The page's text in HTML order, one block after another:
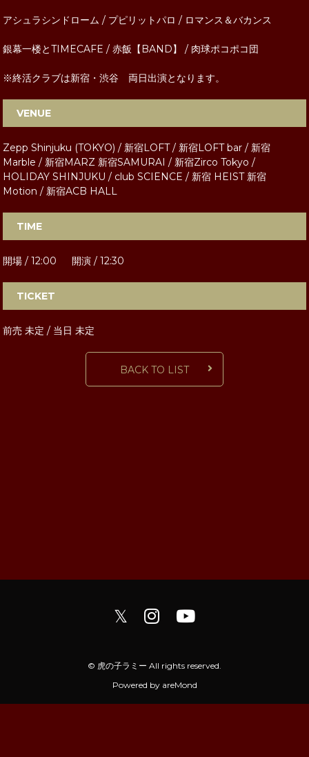
アシュラシンドローム / プピリットパロ / ロマンス＆バカンス
銀幕一楼とTIMECAFE / 赤飯【BAND】 / 肉球ポコポコ団
※終活クラブは新宿・渋谷 両日出演となります。
VENUE
Zepp Shinjuku (TOKYO) / 新宿LOFT / 新宿LOFT bar / 新宿
Marble / 新宿MARZ 新宿SAMURAI / 新宿Zirco Tokyo /
HOLIDAY SHINJUKU / club SCIENCE / 新宿 HEIST 新宿
Motion / 新宿ACB HALL
TIME
開場 / 12:00 開演 / 12:30
TICKET
前売 未定 / 当日 未定
BACK TO LIST
𝕏
© 虎の子ラミー All rights reserved.
Powered by areMond